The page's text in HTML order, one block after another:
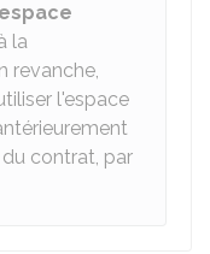
la
revanche,
l'espace
contrat, par